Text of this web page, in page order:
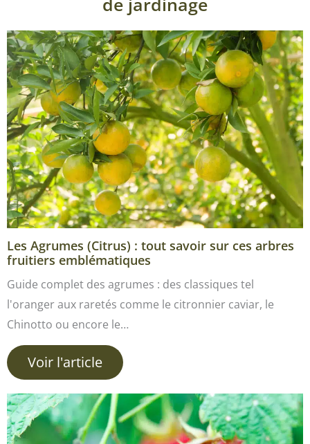
Les Agrumes (Citrus) : tout savoir sur ces arbres
fruitiers emblématiques
Guide complet des agrumes : des classiques tel
l'oranger aux raretés comme le citronnier caviar, le
Chinotto ou encore le…
Voir l'article